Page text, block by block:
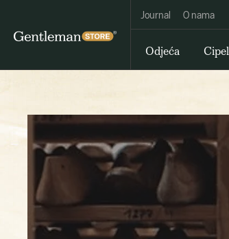
Journal O nama
Odjeća